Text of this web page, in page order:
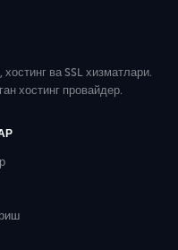
ва SSL хизматлари.
хостинг провайдер.